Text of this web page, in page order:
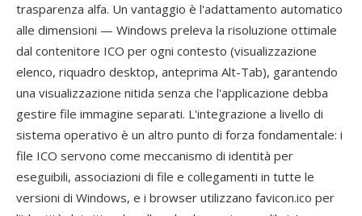
trasparenza alfa. Un vantaggio è l'adattamento automatico
alle dimensioni — Windows preleva la risoluzione ottimale
dal contenitore ICO per ogni contesto (visualizzazione
elenco, riquadro desktop, anteprima Alt-Tab), garantendo
una visualizzazione nitida senza che l'applicazione debba
gestire file immagine separati. L'integrazione a livello di
sistema operativo è un altro punto di forza fondamentale: i
file ICO servono come meccanismo di identità per
eseguibili, associazioni di file e collegamenti in tutte le
versioni di Windows, e i browser utilizzano favicon.ico per